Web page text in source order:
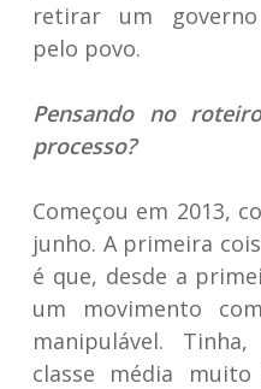
retirar um
pelo povo.
Pensando no
processo?
Começou em 2013,
junho. A primeira
é que, desde a
um movimento
manipulável.
classe média